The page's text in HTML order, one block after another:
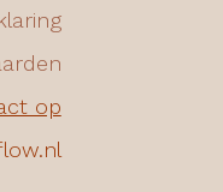
op